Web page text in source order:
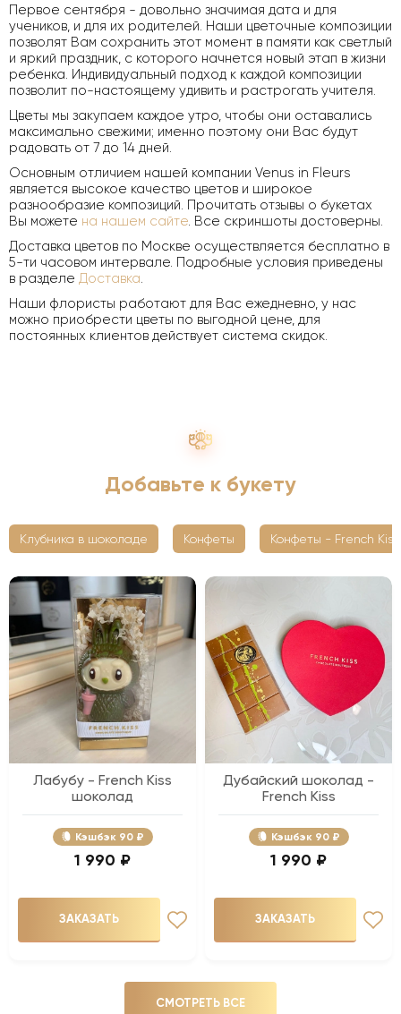
Первое сентября - довольно значимая дата и для
учеников, и для их родителей. Наши цветочные композиции
позволят Вам сохранить этот момент в памяти как светлый
и яркий праздник, с которого начнется новый этап в жизни
ребенка. Индивидуальный подход к каждой композиции
позволит по-настоящему удивить и растрогать учителя.
Цветы мы закупаем каждое утро, чтобы они оставались
максимально свежими; именно поэтому они Вас будут
радовать от 7 до 14 дней.
Основным отличием нашей компании Venus in Fleurs
является высокое качество цветов и широкое
разнообразие композиций. Прочитать отзывы о букетах
Вы можете на нашем сайте. Все скриншоты достоверны.
Доставка цветов по Москве осуществляется бесплатно в
5-ти часовом интервале. Подробные условия приведены
в разделе Доставка.
Наши флористы работают для Вас ежедневно, у нас
можно приобрести цветы по выгодной цене, для
постоянных клиентов действует система скидок.
Добавьте к букету
Клубника в шоколаде Конфеты Конфеты - French Kiss
Лабубу - French Kiss
шоколад
Кэшбэк 90 ₽
1 990 ₽
ЗАКАЗАТЬ
Дубайский шоколад -
French Kiss
Кэшбэк 90 ₽
1 990 ₽
ЗАКАЗАТЬ
СМОТРЕТЬ ВСЕ